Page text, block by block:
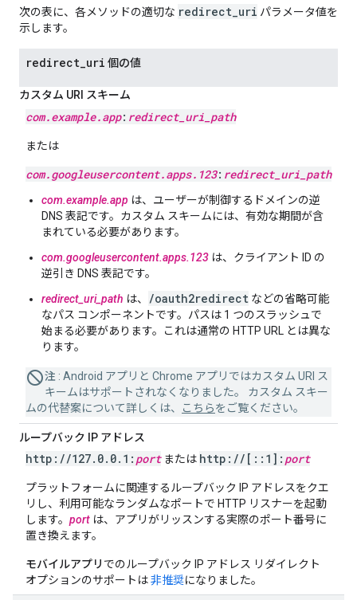
次の表に、各メソッドの適切な redirect_uri パラメータ値を
示します。
redirect uri 個の値
カスタム URI スキーム
com.example.app: redirect_ uri path
または
com.googleusercontent.apps. 123: redirect_ uri path
com.example.app は、ユーザーが制御するドメインの逆
DNS 表記です。カスタム スキームには、有効な期間が含
まれている必要があります。
com.googleusercontent.apps.123 は、クライアント ID の
逆引き DNS 表記です。
redirect_uri_path は、 /oauth2redirect などの省略可能
なパス コンポーネントです。パスは 1 つのスラッシュで
始まる必要があります。これは通常の HTTP URL とは異な
ります。
注 : Android アプリと Chrome アプリではカスタム URI ス
キームはサポートされなくなりました。 カスタム スキー
ムの代替案について詳しくは、
こちらをご覧ください。
ループバック IP アドレス
http: //127. 0. 0. 1: portまたは http: // [ :: 1]: port
プラットフォームに関連するループバック IP アドレスをクエ
リし、利用可能なランダムなポートで HTTP リスナーを起動
します。 port は、アプリがリッスンする実際のポート番号に
置き換えます。
モバイルアプリ でのループバック IP アドレス リダイレクト
オプションのサポートは非推奨になりました。